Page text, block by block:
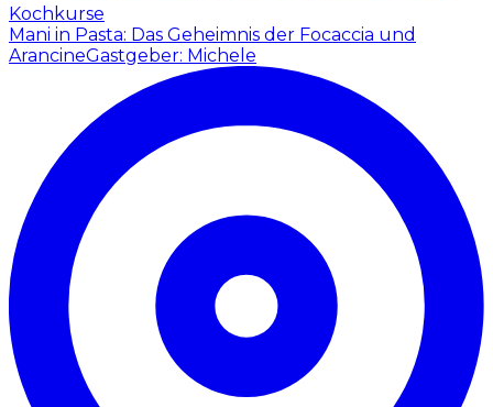
Kochkurse
Mani in Pasta: Das Geheimnis der Focaccia und
ArancineGastgeber: Michele